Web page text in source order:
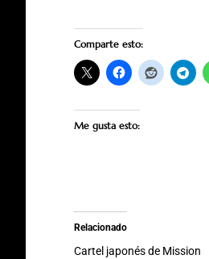
Comparte esto:
Me gusta esto:
Relacionado
Cartel japonés de Mission